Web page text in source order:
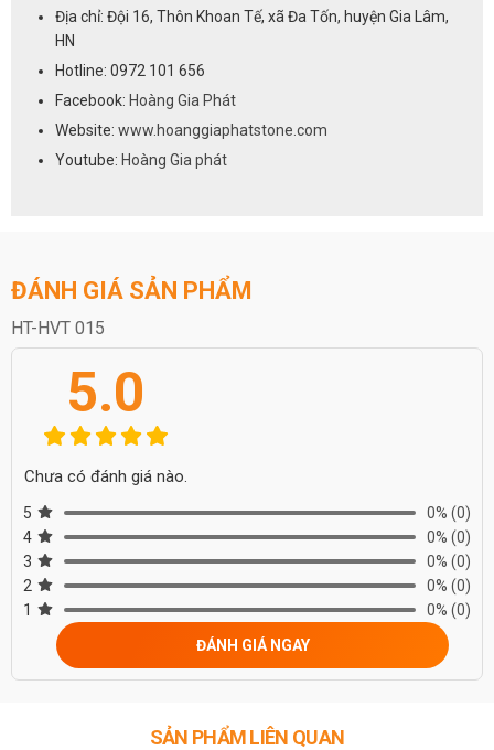
Địa chỉ: Đội 16, Thôn Khoan Tế, xã Đa Tốn, huyện Gia Lâm,
HN
Hotline: 0972 101 656
Facebook: Hoàng Gia Phát
Website: www.hoanggiaphatstone.com
Youtube: Hoàng Gia phát
ĐÁNH GIÁ SẢN PHẨM
HT-HVT 015
5.0
Chưa có đánh giá nào.
5 0% (0)
4
0% (0)
3
0% (0)
2
0% (0)
1
0% (0)
ĐÁNH GIÁ NGAY
SẢN PHẨM LIÊN QUAN